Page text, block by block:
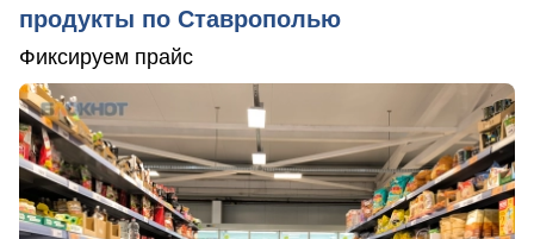
продукты по Ставрополью
Фиксируем прайс